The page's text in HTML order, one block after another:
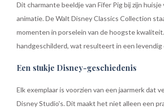
Dit charmante beeldje van Fifer Pig bij zijn
animatie. De Walt Disney Classics Collection
momenten in porselein van de hoogste
handgeschilderd, wat resulteert in een
Een stukje Disney-geschiedenis
Elk exemplaar is voorzien van een jaarmerk dat
Disney Studio's. Dit maakt het niet alleen een